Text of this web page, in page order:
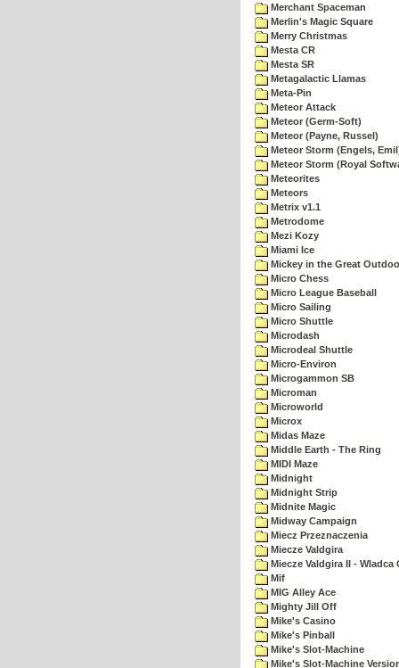
Merchant Spaceman
Merlin's Magic Square
Merry Christmas
Mesta CR
Mesta SR
Metagalactic Llamas
Meta-Pin
Meteor Attack
Meteor (Germ-Soft)
Meteor (Payne, Russel)
Meteor Storm (Engels,
Meteor Storm (Royal
Meteorites
Meteors
Metrix v1.1
Metrodome
Mezi Kozy
Miami Ice
Mickey in the Great
Micro Chess
Micro League Baseball
Micro Sailing
Micro Shuttle
Microdash
Microdeal Shuttle
Micro-Environ
Microgammon SB
Microman
Microworld
Microx
Midas Maze
Middle Earth - The Ring
MIDI Maze
Midnight
Midnight Strip
Midnite Magic
Midway Campaign
Miecz Przeznaczenia
Miecze Valdgira
Miecze Valdgira II - Wladca
Mif
MIG Alley Ace
Mighty Jill Off
Mike's Casino
Mike's Pinball
Mike's Slot-Machine
Mike's Slot-Machine